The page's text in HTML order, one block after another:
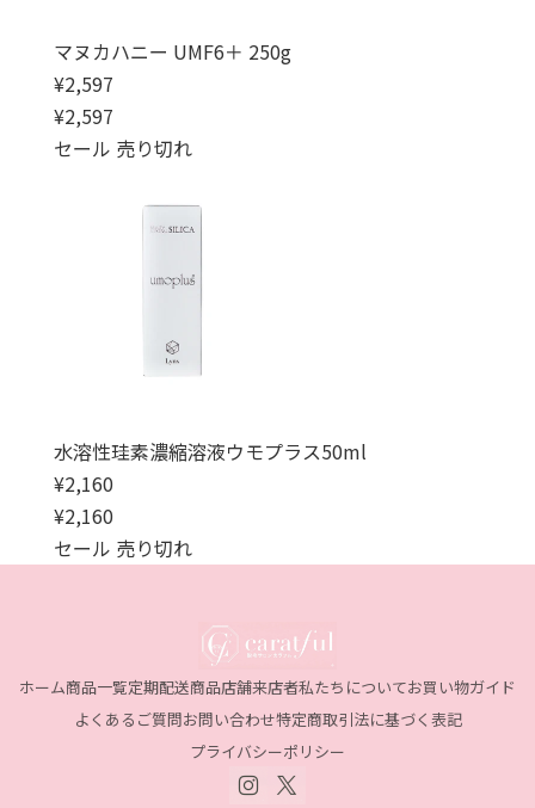
マヌカハニー UMF6＋ 250g
通常価格
¥2,597
通常価格
セール価格
¥2,597
セール 売り切れ
水溶性珪素濃縮溶液ウモプラス50ml
通常価格
¥2,160
通常価格
セール価格
¥2,160
セール 売り切れ
ホーム商品一覧定期配送商品店舗来店者私たちについてお買い物ガイド
よくあるご質問お問い合わせ特定商取引法に基づく表記
プライバシーポリシー